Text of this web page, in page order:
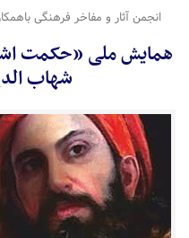
انجمن آثار و مفاخر فرهنگی
همایش ملی «حکمت
شهاب